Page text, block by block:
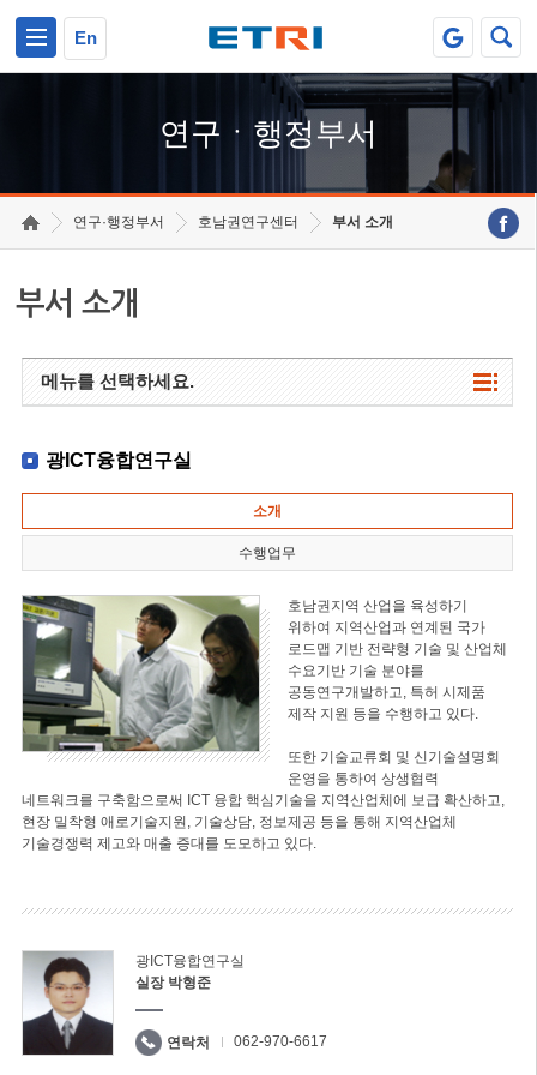
En
연구ㆍ행정부서
연구·행정부서 호남권연구센터 부서 소개
부서 소개
메뉴를 선택하세요.
광ICT융합연구실
소개
수행업무
호남권지역 산업을 육성하기
위하여 지역산업과 연계된 국가
로드맵 기반 전략형 기술 및 산업체
수요기반 기술 분야를
공동연구개발하고, 특허 시제품
제작 지원 등을 수행하고 있다.
또한 기술교류회 및 신기술설명회
운영을 통하여 상생협력
네트워크를 구축함으로써 ICT 융합 핵심기술을 지역산업체에 보급 확산하고,
현장 밀착형 애로기술지원, 기술상담, 정보제공 등을 통해 지역산업체
기술경쟁력 제고와 매출 증대를 도모하고 있다.
광ICT융합연구실
실장 박형준
연락처 062-970-6617